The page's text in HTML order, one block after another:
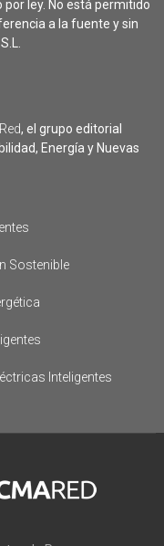
por ley. No está permitido
a la fuente y sin
, el grupo editorial
Energía y Nuevas
Sostenible
Inteligentes